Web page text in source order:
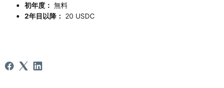
初年度： 無料
2年目以降： 20 USDC